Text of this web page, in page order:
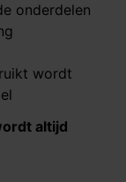
onderdelen
wordt
altijd